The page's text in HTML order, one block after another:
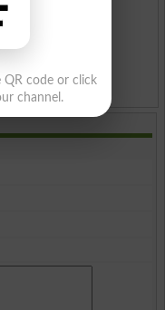
QR code or click
channel.